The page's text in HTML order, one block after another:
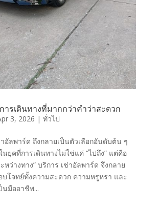
รเดินทางที่มากกว่าคำว่าสะดวก
3, 2026 | ทั่วไป
อัลพาร์ด ถึงกลายเป็นตัวเลือกอันดับต้น ๆ
ยุคที่การเดินทางไม่ใช่แค่ “ไปถึง” แต่คือ
ว่างทาง” บริการ เช่าอัลพาร์ด จึงกลาย
บโจทย์ทั้งความสะดวก ความหรูหรา และ
มืออาชีพ...